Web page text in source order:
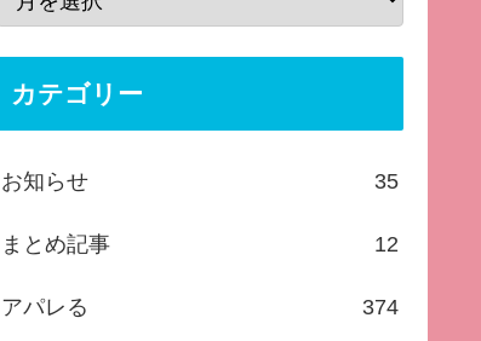
カテゴリー
お知らせ 35
まとめ記事 12
アパレる 374